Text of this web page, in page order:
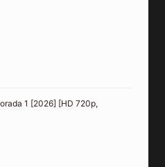
1 [2026] [HD 720p,